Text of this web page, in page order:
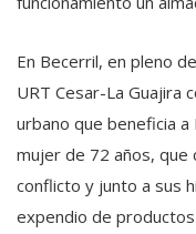
En Becerril, en pleno
URT Cesar-La Guajira
urbano que beneficia a
mujer de 72 años, que
conflicto y junto a sus
expendio de productos